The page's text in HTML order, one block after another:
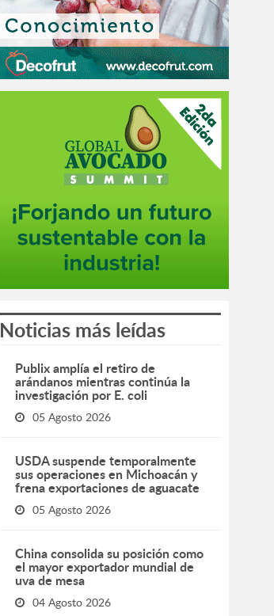
Noticias más leídas
Publix amplía el retiro de
arándanos mientras continúa la
investigación por E. coli
05 Agosto 2026
USDA suspende temporalmente
sus operaciones en Michoacán y
frena exportaciones de aguacate
05 Agosto 2026
China consolida su posición como
el mayor exportador mundial de
uva de mesa
04 Agosto 2026